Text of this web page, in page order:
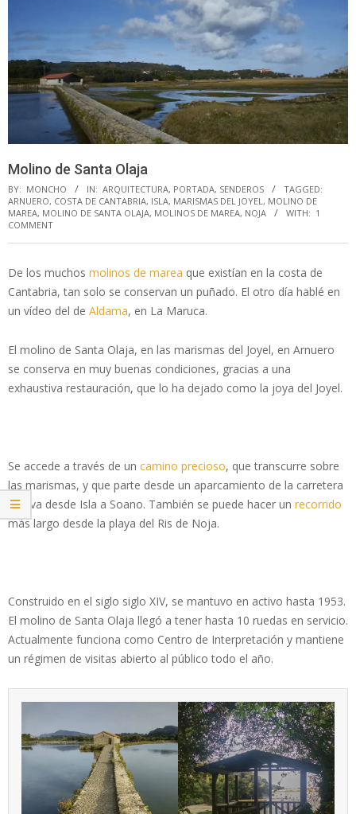
Molino de Santa Olaja
BY: MONCHO IN: ARQUITECTURA, PORTADA, SENDEROS
TAGGED:
ARNUERO, COSTA DE CANTABRIA, ISLA, MARISMAS DEL JOYEL , MOLINO DE
MAREA, MOLINO DE SANTA OLAJA, MOLINOS DE MAREA, NOJA WITH: 1
COMMENT
De los muchos molinos de marea que existían en la costa de
Cantabria, tan solo se conservan un puñado. El otro día hablé en
un vídeo del de Aldama, en La Maruca.
El molino de Santa Olaja, en las marismas del Joyel, en Arnuero
se conserva en muy buenas condiciones, gracias a una
exhaustiva restauración, que lo ha dejado como la joya del Joyel.
Se accede a través de un camino precioso, que transcurre sobre
las marismas, y que parte desde un aparcamiento de la carretera
que va desde Isla a Soano. También se puede hacer un recorrido
más largo desde la playa del Ris de Noja.
Construido en el siglo siglo XIV, se mantuvo en activo hasta 1953.
El molino de Santa Olaja llegó a tener hasta 10 ruedas en servicio.
Actualmente funciona como Centro de Interpretación y mantiene
un régimen de visitas abierto al público todo el año.